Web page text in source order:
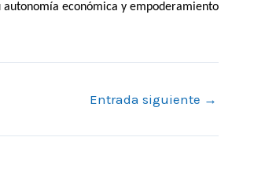
económica y empoderamiento
Entrada siguiente →